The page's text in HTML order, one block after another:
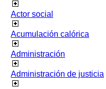
Actor social
Acumulación calórica
Administración
Administración de justicia